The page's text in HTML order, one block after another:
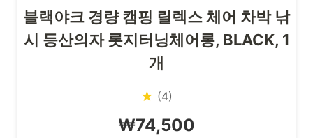
블랙야크 경량 캠핑 릴렉스 체어 차박 낚
시 등산의자 롯지터닝체어롱, BLACK, 1
개
★ (4)
₩74,500